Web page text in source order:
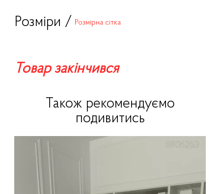
Розміри / Розмірна сітка
Товар закінчився
Також рекомендуємо
подивитись